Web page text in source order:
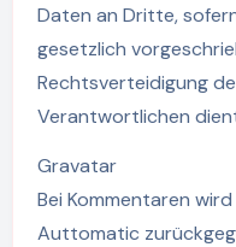
Daten an Dritte,
gesetzlich
Rechtsverteidigung
Verantwortlichen
Gravatar
Bei Kommentaren
Auttomatic